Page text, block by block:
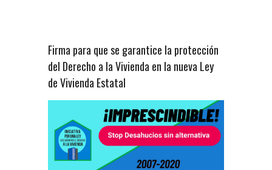
Firma para que se garantice la protección
del Derecho a la Vivienda en la nueva Ley
de Vivienda Estatal